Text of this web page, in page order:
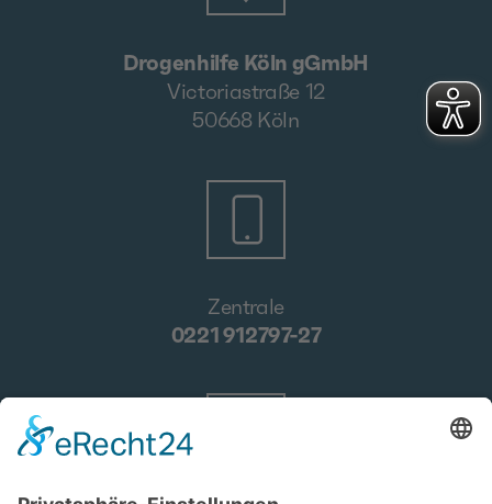
Drogenhilfe Köln gGmbH
Victoriastraße 12
50668 Köln
Zentrale
0221 912797-27